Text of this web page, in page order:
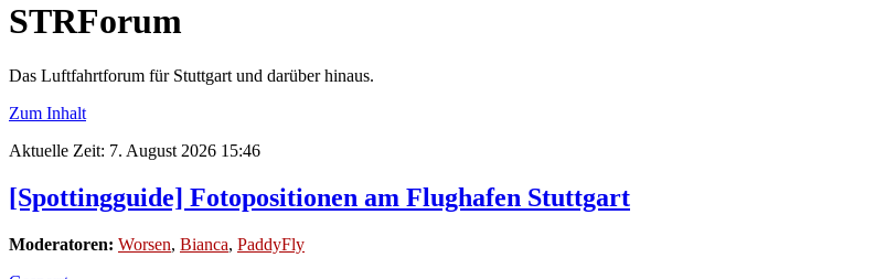
STRForum
Das Luftfahrtforum für Stuttgart und darüber hinaus.
Zum Inhalt
Aktuelle Zeit: 7. August 2026 15:46
[Spottingguide] Fotopositionen am Flughafen Stuttgart
Moderatoren: Worsen, Bianca, PaddyFly